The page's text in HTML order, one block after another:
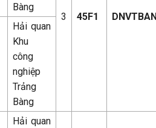
Bàng
3
45F1
Hải quan
Khu
công
nghiệp
Trảng
Bàng
Hải quan